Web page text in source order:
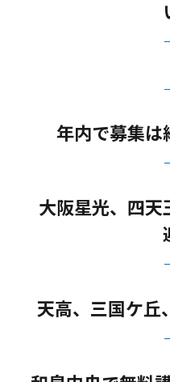
年内で募集は
大阪星光、四
天高、三国ケ丘